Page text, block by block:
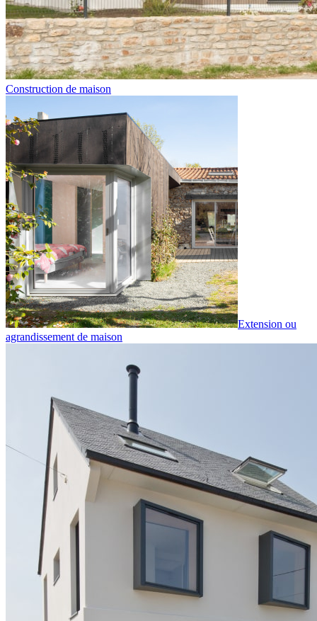
Construction de maison
Extension ou
agrandissement de maison